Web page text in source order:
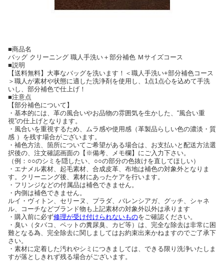
■商品名
バッグ クリーニング 職人手洗い＋部分補色 Ｍサイズコース
■説明
【送料無料】大事なバッグを洗います！＜職人手洗い+部分補色コース
＞職人が素材や状態に適した洗浄剤を使用し、1点1点心を込めて手洗
いし、部分補色で仕上げ！
■注意点
【部分補色について】
・基本的には、革の風合いやお品物の雰囲気を生かした、“風合い重
視”の仕上げとなります。
・風合いを重視するため、ムラ感や使用感（革製品らしい色の濃淡・質
感 ）を残す場合がございます。
・補色方法、箇所についてご希望がある場合は、お支払いと配送方法選
択後の、注文確認画面の【※備考、メモ欄】にご入力下さい。
（例：○○のシミを隠したい、○○の部分の色抜けを直してほしい）
・エナメル素材、起毛素材、合成皮革、布地は補色の対象外となりま
す。クリーニング後、素材にあったケアを行います。
・フリンジなどの付属品は補色できません。
・内側は補色できません。
ルイ・ヴィトン、セリーヌ、プラダ、バレンシアガ、グッチ、シャネ
ル、コーチなどブランド物も上記素材の対象外以外は承ります
・購入前に必ず修理が受け付けられないものをご確認ください。
・臭い（タバコ、ペットの糞尿臭、カビ等）は、完全な除去は非常に困
難となる為、完全除去に関しましてはお約束出来かねますのでご了承下
さい。
・素材に定着した汚れやシミにつきましては、できる限り洗浄いたしま
すが落としきれず残る場合がございます。